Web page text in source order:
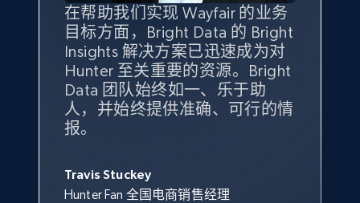
more.
2.5K+ 359+ 立即开始
eBay - Collect products from shops on eBay
Seller reviews, Breadcrumbs, Root category, and
more.
在帮助我们实现 Wayfair 的业务
目标方面，Bright Data 的 Bright
Insights 解决方案已迅速成为对
Hunter 至关重要的资源。Bright
Data 团队始终如一、乐于助
人，并始终提供准确、可行的情
报。
Travis Stuckey
Hunter Fan 全国电商销售经理
Bright Insights 的数据极大地支
持了我们公司的目标。每个产品
类别的市场份额帮助我们以主要
竞争对手为基准，而供应商的销
售情况则从战术上帮助我们的营
销团队扩大产品种类。
Overstock 的客户战略与洞察总监
我们之所以选择 Bright
Insights，是因为它能够跟踪销
售情况，并绘制对我们业务至关
重要的竞争产品类别图。
Yael Fridman
Keter 的市场总监
借助 Bright Data 的解决方案，
我们获得了对市场领域、产品、
竞争格局以及消费者行为趋势的
独特且全面的洞察。
Beverly Taylor
Kingston Brass, Inc. 商品规划总监